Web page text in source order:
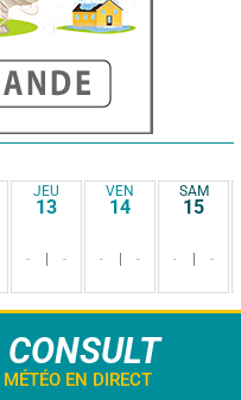
JEU
13
- -
VEN
14
- -
SAM
15
- -
CONSULT
MÉTÉO EN DIRECT